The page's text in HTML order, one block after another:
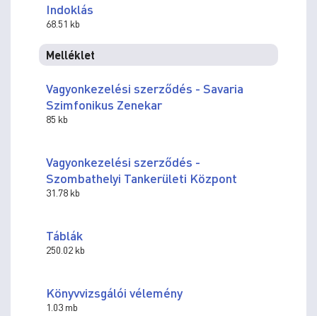
Indoklás
68.51 kb
Melléklet
Vagyonkezelési szerződés - Savaria
Szimfonikus Zenekar
85 kb
Vagyonkezelési szerződés -
Szombathelyi Tankerületi Központ
31.78 kb
Táblák
250.02 kb
Könyvvizsgálói vélemény
1.03 mb